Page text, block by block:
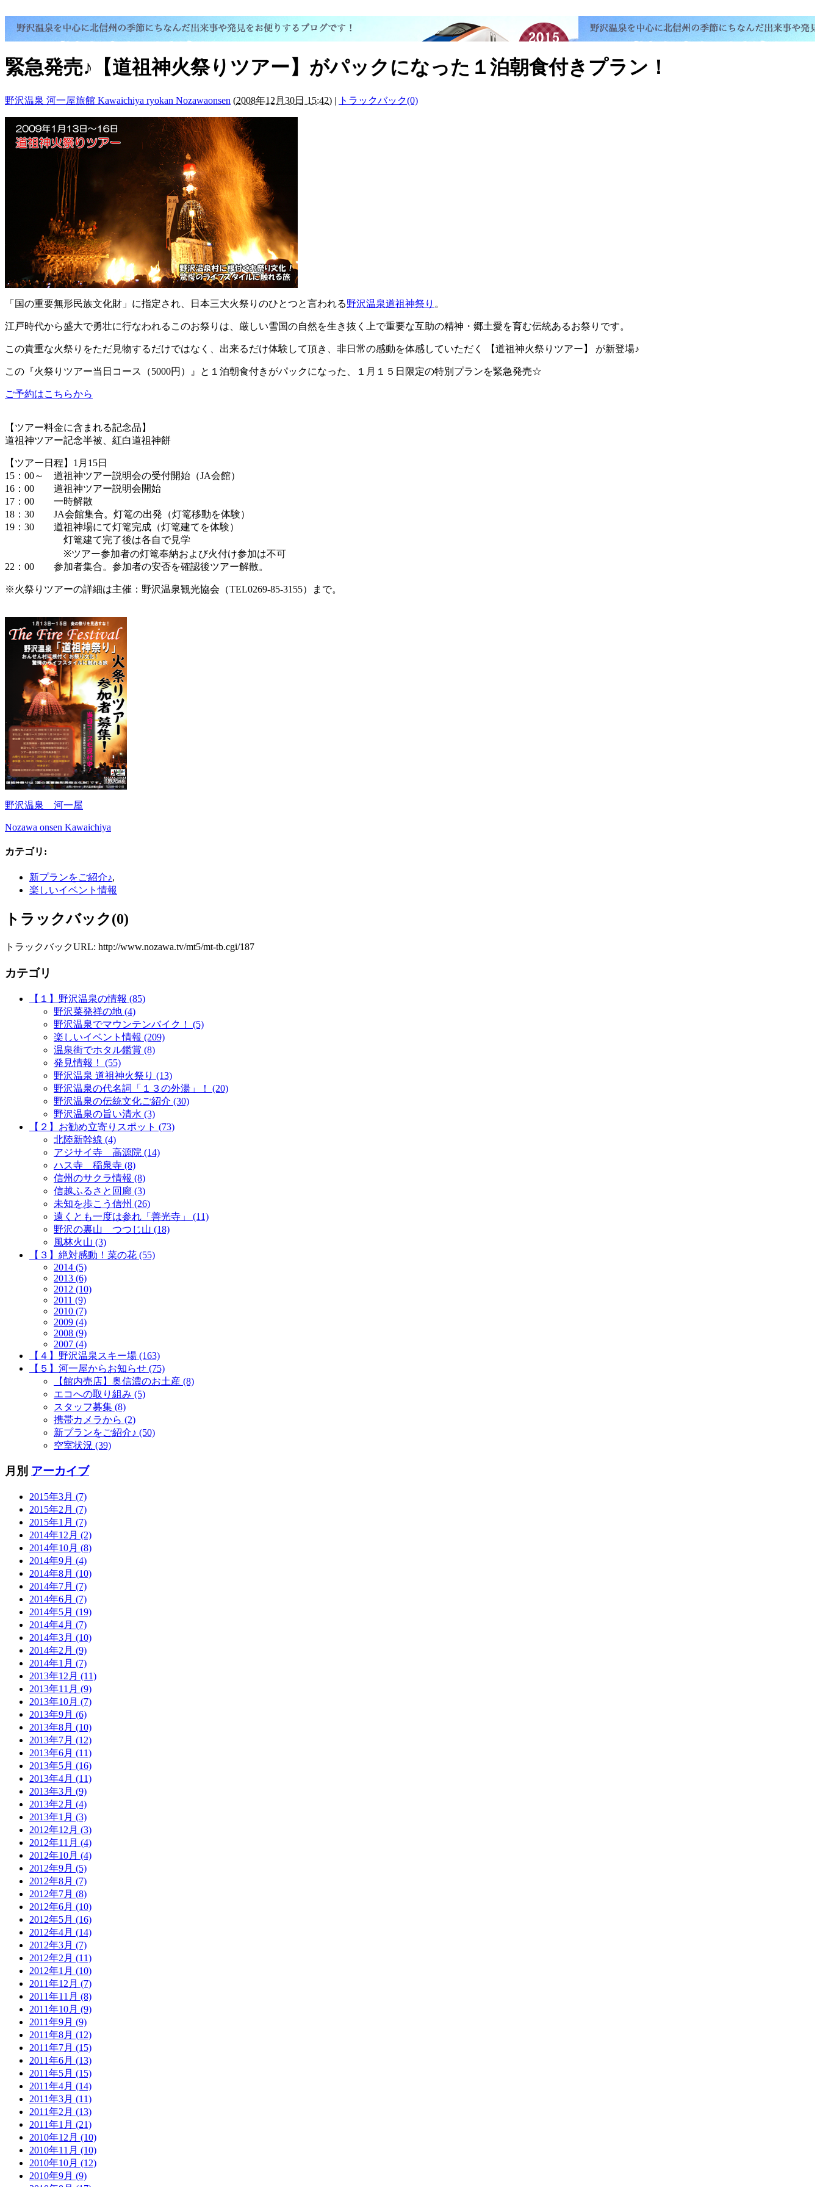
緊急発売♪【道祖神火祭りツアー】がパックになった１泊朝食付きプラン！
野沢温泉 河一屋旅館 Kawaichiya ryokan Nozawaonsen (2008年12月30日 15:42) | トラックバック(0)
「国の重要無形民族文化財」に指定され、日本三大火祭りのひとつと言われる野沢温泉道祖神祭り 。
江戸時代から盛大で勇壮に行なわれるこのお祭りは、厳しい雪国の自然を生き抜く上で重要な互助の精神・郷土愛を育む伝統あるお祭りです。
この貴重な火祭りをただ見物するだけではなく、出来るだけ体験して頂き、非日常の感動を体感していただく 【道祖神火祭りツアー】 が新登場♪
この『火祭りツアー当日コース（5000円）』と１泊朝食付きがパックになった、１月１５日限定の特別プランを緊急発売☆
ご予約はこちらから
【ツアー料金に含まれる記念品】
道祖神ツアー記念半被、紅白道祖神餅
【ツアー日程】1月15日
15：00～ 道祖神ツアー説明会の受付開始（JA会館）
16：00 道祖神ツアー説明会開始
17：00 一時解散
18：30 JA会館集合。灯篭の出発（灯篭移動を体験）
19：30 道祖神場にて灯篭完成（灯篭建てを体験）
灯篭建て完了後は各自で見学
※ツアー参加者の灯篭奉納および火付け参加は不可
22：00 参加者集合。参加者の安否を確認後ツアー解散。
※火祭りツアーの詳細は主催：野沢温泉観光協会（TEL0269-85-3155）まで。
野沢温泉 河一屋
Nozawa onsen Kawaichiya
カテゴリ :
新プランをご紹介♪,
楽しいイベント情報
トラックバック(0)
トラックバックURL: http://www.nozawa.tv/mt5/mt-tb.cgi/187
カテゴリ
【１】野沢温泉の情報 (85)
野沢菜発祥の地 (4)
野沢温泉でマウンテンバイク！ (5)
楽しいイベント情報 (209)
温泉街でホタル鑑賞 (8)
発見情報！ (55)
野沢温泉 道祖神火祭り (13)
野沢温泉の代名詞「１３の外湯」！ (20)
野沢温泉の伝統文化ご紹介 (30)
野沢温泉の旨い清水 (3)
【２】お勧め立寄りスポット (73)
北陸新幹線 (4)
アジサイ寺 高源院 (14)
ハス寺 稲泉寺 (8)
信州のサクラ情報 (8)
信越ふるさと回廊 (3)
未知を歩こう信州 (26)
遠くとも一度は参れ「善光寺」 (11)
野沢の裏山 つつじ山 (18)
風林火山 (3)
【３】絶対感動！菜の花 (55)
2014 (5)
2013 (6)
2012 (10)
2011 (9)
2010 (7)
2009 (4)
2008 (9)
2007 (4)
【４】野沢温泉スキー場 (163)
【５】河一屋からお知らせ (75)
【館内売店】奥信濃のお土産 (8)
エコへの取り組み (5)
スタッフ募集 (8)
携帯カメラから (2)
新プランをご紹介♪ (50)
空室状況 (39)
月別 アーカイブ
2015年3月 (7)
2015年2月 (7)
2015年1月 (7)
2014年12月 (2)
2014年10月 (8)
2014年9月 (4)
2014年8月 (10)
2014年7月 (7)
2014年6月 (7)
2014年5月 (19)
2014年4月 (7)
2014年3月 (10)
2014年2月 (9)
2014年1月 (7)
2013年12月 (11)
2013年11月 (9)
2013年10月 (7)
2013年9月 (6)
2013年8月 (10)
2013年7月 (12)
2013年6月 (11)
2013年5月 (16)
2013年4月 (11)
2013年3月 (9)
2013年2月 (4)
2013年1月 (3)
2012年12月 (3)
2012年11月 (4)
2012年10月 (4)
2012年9月 (5)
2012年8月 (7)
2012年7月 (8)
2012年6月 (10)
2012年5月 (16)
2012年4月 (14)
2012年3月 (7)
2012年2月 (11)
2012年1月 (10)
2011年12月 (7)
2011年11月 (8)
2011年10月 (9)
2011年9月 (9)
2011年8月 (12)
2011年7月 (15)
2011年6月 (13)
2011年5月 (15)
2011年4月 (14)
2011年3月 (11)
2011年2月 (13)
2011年1月 (21)
2010年12月 (10)
2010年11月 (10)
2010年10月 (12)
2010年9月 (9)